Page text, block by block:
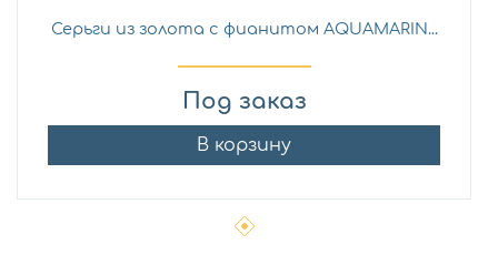
Серьги из золота с фианитом AQUAMARIN...
Под заказ
В корзину